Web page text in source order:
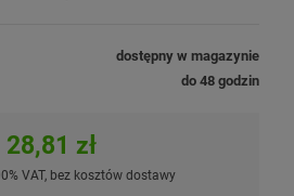
dostępny w magazynie
do 48 godzin
28,81 zł
VAT, bez kosztów dostawy